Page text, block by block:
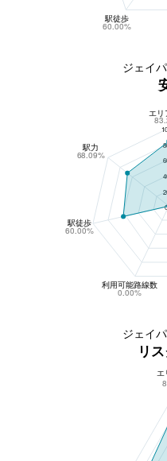
駅徒歩
60.00%
ジェイ
エリ
駅力
68.09%
駅徒歩
60.00%
利用可能路線数
0.00%
ジェイ
リ
ジ
エ